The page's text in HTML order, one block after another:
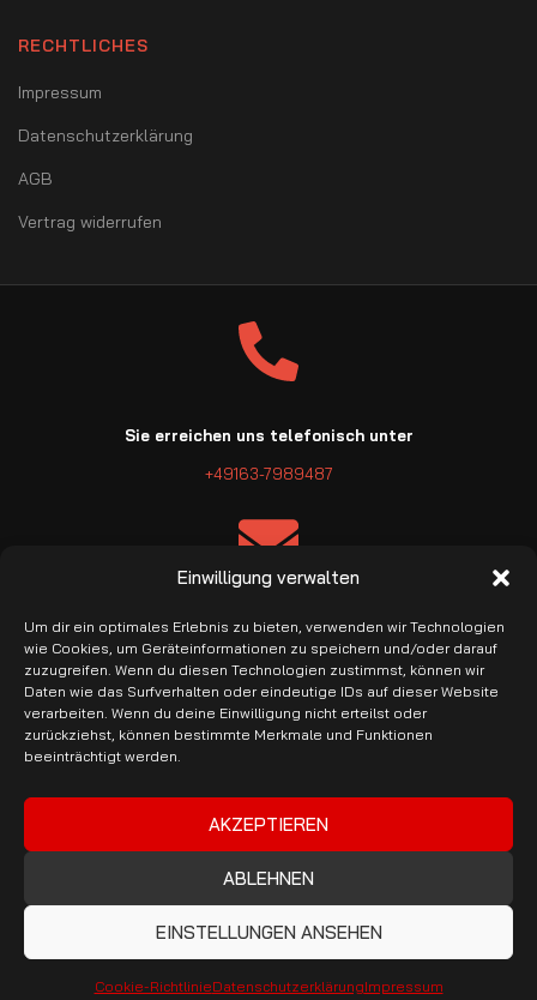
Einwilligung verwalten
Um dir ein optimales Erlebnis zu bieten, verwenden wir Technologien
wie Cookies, um Geräteinformationen zu speichern und/oder darauf
zuzugreifen. Wenn du diesen Technologien zustimmst, können wir
Daten wie das Surfverhalten oder eindeutige IDs auf dieser Website
verarbeiten. Wenn du deine Einwilligung nicht erteilst oder
zurückziehst, können bestimmte Merkmale und Funktionen
beeinträchtigt werden.
AKZEPTIEREN
ABLEHNEN
EINSTELLUNGEN ANSEHEN
Cookie-RichtlinieDatenschutzerklärungImpressum
RECHTLICHES
Impressum
Datenschutzerklärung
AGB
Vertrag widerrufen
Sie erreichen uns telefonisch unter
+49163-7989487
E-Mail: info@pro-garage.com
VERTRAG WIDERRUFEN